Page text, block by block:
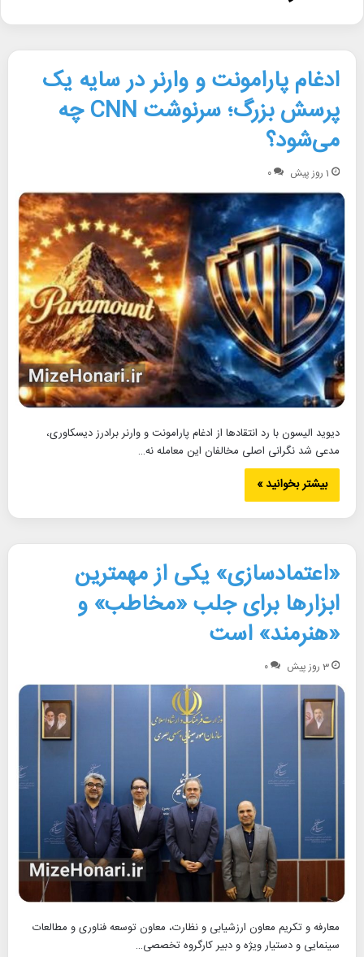
ادغام پارامونت و وارنر در سایه یک
پرسش بزرگ؛ سرنوشت CNN چه
می‌شود؟
1 روز پیش ۰
دیوید الیسون با رد انتقادها از ادغام پارامونت و وارنر برادرز دیسکاوری،
مدعی شد نگرانی اصلی مخالفان این معامله نه…
بیشتر بخوانید »
«اعتمادسازی» یکی از مهمترین
ابزارها برای جلب «مخاطب» و
«هنرمند» است​
3 روز پیش ۰
معارفه و تکریم معاون ارزشیابی و نظارت، معاون توسعه فناوری و مطالعات
سینمایی و دستیار ویژه و دبیر کارگروه تخصصی…